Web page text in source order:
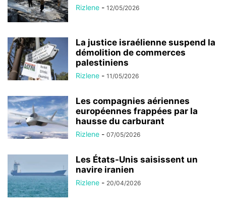
Rizlene - 12/05/2026
La justice israélienne suspend la
démolition de commerces
palestiniens
Rizlene - 11/05/2026
Les compagnies aériennes
européennes frappées par la
hausse du carburant
Rizlene - 07/05/2026
Les États-Unis saisissent un
navire iranien
Rizlene - 20/04/2026